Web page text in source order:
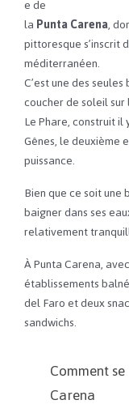
e de
laPunta Carena,
pittoresque s’inscrit
méditerranéen.
C’est une des
coucher de soleil sur
Le Phare, construit
Gênes, le deuxième
puissance.
Bien que ce soit
baigner dans ses
relativement
À Punta Carena,
établissements
del Faro et deux
sandwichs.
Comment
Carena